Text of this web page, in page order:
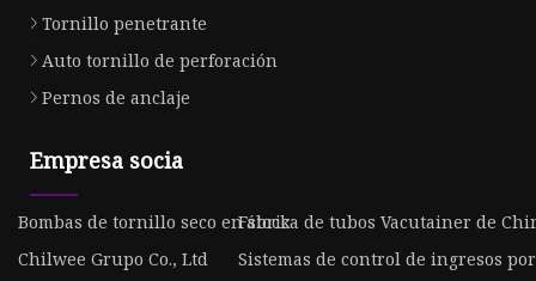
Tornillo penetrante
Auto tornillo de perforación
Pernos de anclaje
Empresa socia
Bombas de tornillo seco en stockFábrica de tubos Vacutainer de
Chilwee Grupo Co., Ltd
Sistemas de control de ingresos